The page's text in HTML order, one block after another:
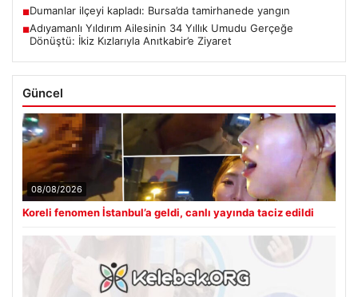
■Dumanlar ilçeyi kapladı: Bursa’da tamirhanede yangın
■Adıyamanlı Yıldırım Ailesinin 34 Yıllık Umudu Gerçeğe
Dönüştü: İkiz Kızlarıyla Anıtkabir’e Ziyaret
Güncel
08/08/2026
Koreli fenomen İstanbul’a geldi, canlı yayında taciz edildi